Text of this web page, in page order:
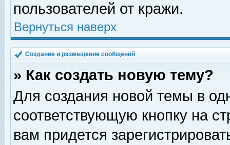
пользователей от кражи.
Вернуться наверх
Создание и размещение сообщений
» Как создать новую тему?
Для создания новой темы в
соответствующую кнопку на
вам придется